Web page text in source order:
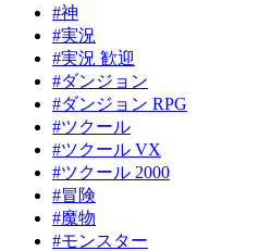
#神
#実況
#実況 歓迎
#ダンジョン
#ダンジョン RPG
#ツクール
#ツクール VX
#ツクール 2000
#冒険
#魔物
#モンスター